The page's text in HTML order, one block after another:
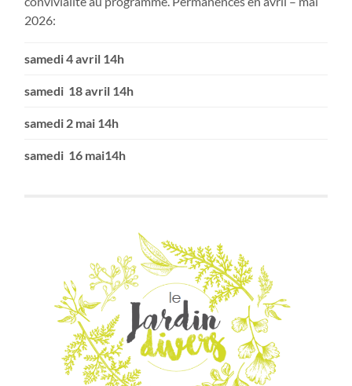
2026:
samedi 4 avril 14h
samedi 18 avril 14h
samedi 2 mai 14h
samedi 16 mai14h